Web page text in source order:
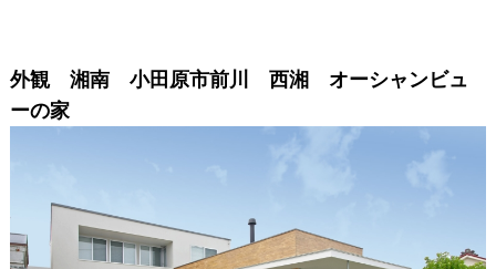
外観 湘南 小田原市前川 西湘 オーシャンビュ
ーの家